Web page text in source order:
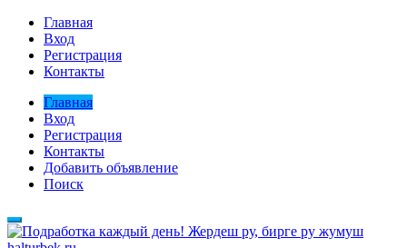
Главная
Вход
Регистрация
Контакты
Главная
Вход
Регистрация
Контакты
Добавить объявление
Поиск